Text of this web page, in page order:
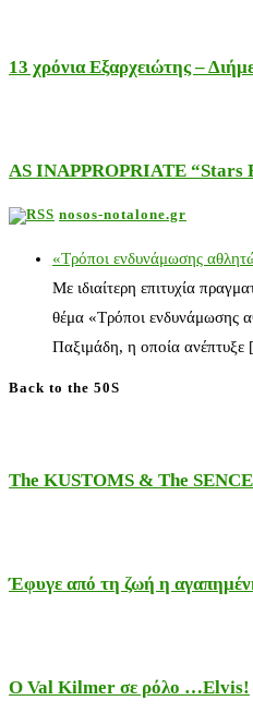
13 χρόνια Εξαρχειώτης –
AS INAPPROPRIATE “Stars
nosos-notalone.gr
«Τρόποι ενδυνάμωσης
Με ιδιαίτερη επιτυχία
θέμα «Τρόποι ενδυνάμωσης
Παξιμάδη, η οποία
Back to the 50S
The KUSTOMS & The
Έφυγε από τη ζωή η
Ο Val Kilmer σε ρόλο …Elvis!